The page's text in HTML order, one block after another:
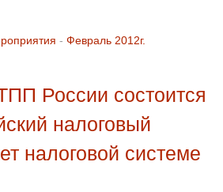
- Февраль 2012г.
России состоится
налоговый
налоговой системе